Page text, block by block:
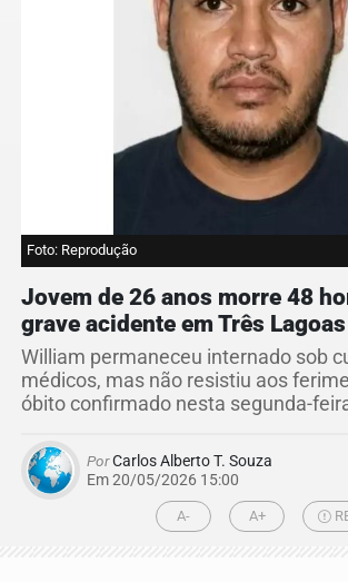
Foto: Reprodução
Jovem de 26 anos morre 48
grave acidente em Três Lagoas
William permaneceu internado sob
médicos, mas não resistiu aos
óbito confirmado nesta segunda-
PorCarlos Alberto T. Souza
Em 20/05/2026 15:00
A- A+